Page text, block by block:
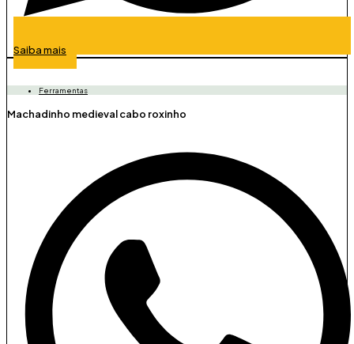
Saiba mais
Ferramentas
Machadinho medieval cabo roxinho